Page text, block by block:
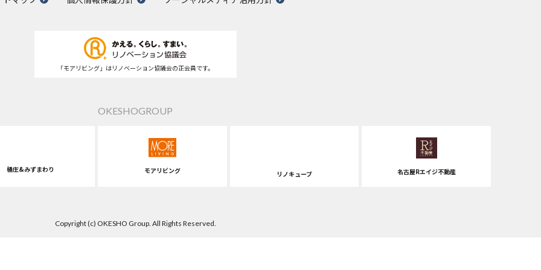
「モアリビング」はリノベーション協議会の正会員です。
OKESHOGROUP
桶庄&みずまわり モアリビング リノキューブ 名古屋Rエイジ不動産
Copyright (c) OKESHO Group. All Rights Reserved.